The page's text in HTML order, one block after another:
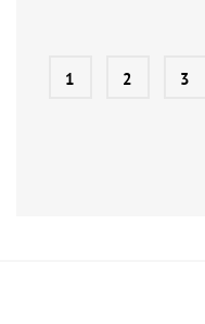
1 2 3